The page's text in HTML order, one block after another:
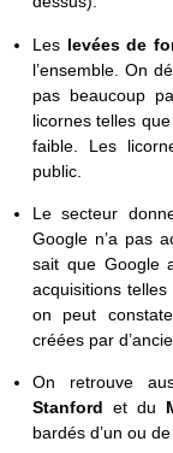
Les levées de
l’ensemble. On
pas beaucoup
licornes telles
faible. Les
public.
Le secteur
Google n’a pas
sait que Google
acquisitions
on peut
créées par
On retrouve
Stanford et du
bardés d’un ou